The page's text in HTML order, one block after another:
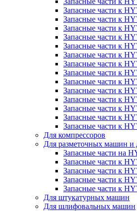
Запасные части к
Запасные части к
Запасные части к
Запасные части к
Запасные части к
Запасные части к
Запасные части к
Запасные части к
Запасные части к
Запасные части к
Запасные части к
Запасные части к
Запасные части к
Запасные части к
Для компрессоров
Для разметочных машин и
Запасные части на
Запасные части к
Запасные части к
Запасные части к
Запасные части к
Для штукатурных машин
Для шлифовальных машин